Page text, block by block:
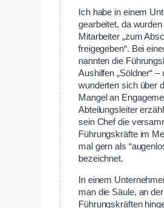
Ich habe in einem
gearbeitet, da
Mitarbeiter „zum
freigegeben“. Bei
nannten die
Aushilfen „Söldner“ –
wunderten sich über
Mangel an
Abteilungsleiter
sein Chef die
Führungskräfte im
mal gern als
bezeichnet.
In einem
man die Säule, an
Führungskräften